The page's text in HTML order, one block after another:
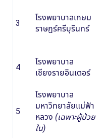
3
โรงพยาบาลเกษม
ราษฎร์ศรีบุรินทร์
4
โรงพยาบาล
เชียงรายอินเตอร์
5
โรงพยาบาล
มหาวิทยาลัยแม่ฟ้า
หลวง (เฉพาะผู้ป่วย
ใน)